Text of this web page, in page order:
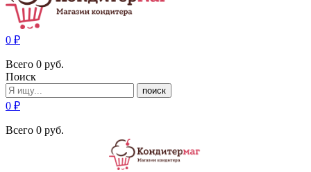
0 ₽
Всего 0 руб.
Поиск
поиск
0 ₽
Всего 0 руб.